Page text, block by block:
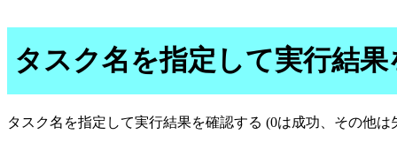
タスク名を指定して実行結
タスク名を指定して実行結果を確認する (0は成功、その他